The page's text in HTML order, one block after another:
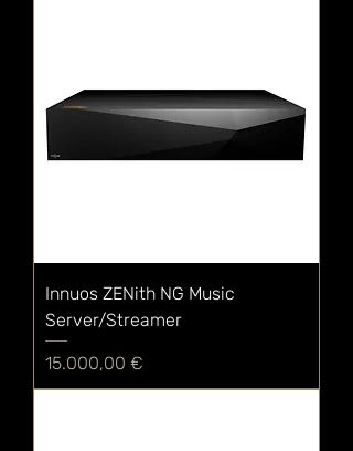
Innuos ZENith NG Music
Server/Streamer
Preis
15.000,00 €